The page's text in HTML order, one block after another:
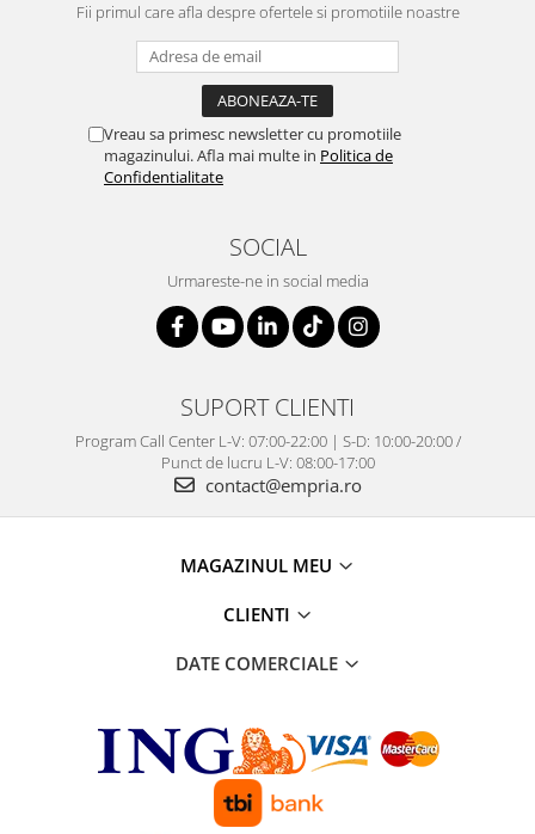
Fii primul care afla despre ofertele si promotiile noastre
Vreau sa primesc newsletter cu promotiile
magazinului. Afla mai multe in Politica de
Confidentialitate
SOCIAL
Urmareste-ne in social media
SUPORT CLIENTI
Program Call Center L-V: 07:00-22:00 | S-D: 10:00-20:00 /
Punct de lucru L-V: 08:00-17:00
contact@empria.ro
MAGAZINUL MEU
CLIENTI
DATE COMERCIALE